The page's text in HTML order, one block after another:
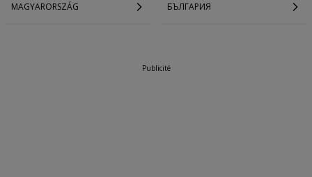
MAGYARORSZÁG БЪЛГАРИЯ
Publicité